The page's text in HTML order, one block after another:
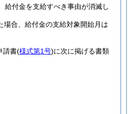
給付金を支給すべき事由が消滅し
合、給付金の支給対象開始月は
請書(様式第1号)に次に掲げる書類